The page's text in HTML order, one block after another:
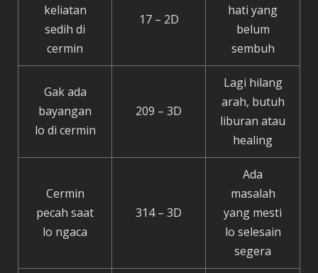
keliatan
sedih di
cermin
17 – 2D
hati yang
belum
sembuh
Gak ada
bayangan
lo di cermin
209 – 3D
Lagi hilang
arah, butuh
liburan atau
healing
Cermin
pecah saat
lo ngaca
314 – 3D
Ada
masalah
yang mesti
lo selesain
segera